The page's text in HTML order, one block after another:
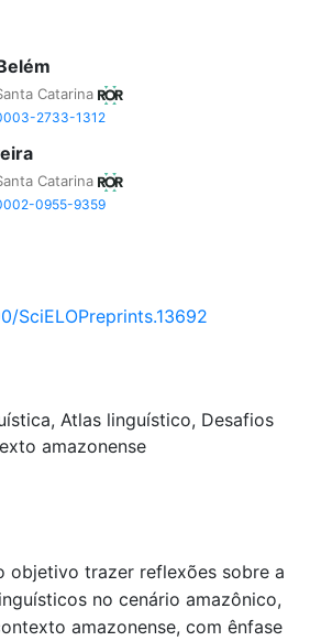
Catarina
2733-1312
Catarina
0955-9359
SciELOPreprints.13692
Atlas linguístico, Desafios
amazonense
objetivo trazer reflexões sobre a
no cenário amazônico,
amazonense, com ênfase